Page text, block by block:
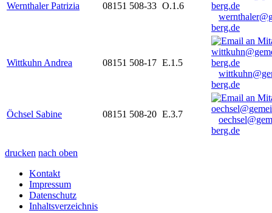
Wernthaler Patrizia 08151 508-33 O.1.6
berg.de
Wittkuhn Andrea 08151 508-17 E.1.5
berg.de
Öchsel Sabine 08151 508-20 E.3.7
berg.de
drucken nach oben
Kontakt
Impressum
Datenschutz
Inhaltsverzeichnis